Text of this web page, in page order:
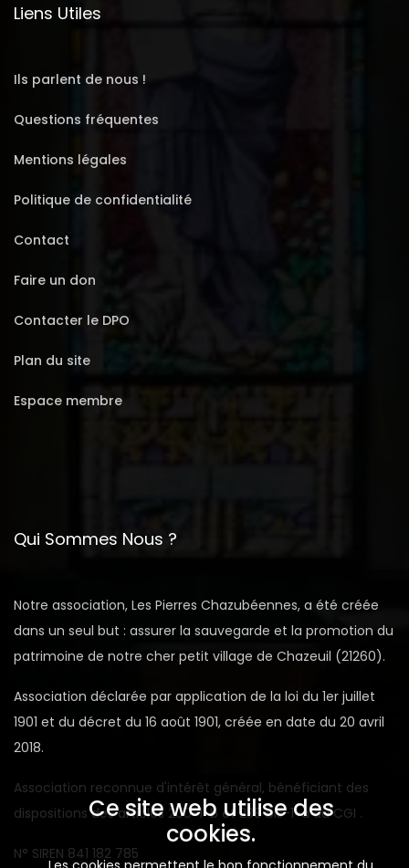
Liens Utiles
Ils parlent de nous !
Questions fréquentes
Mentions légales
Politique de confidentialité
Contact
Faire un don
Contacter le DPO
Plan du site
Espace membre
Qui Sommes Nous ?
Notre association, Les Pierres Chazubéennes, a été créée
dans un seul but : assurer la sauvegarde et la promotion du
patrimoine de notre cher petit village de Chazeuil (21260).
Association déclarée par application de la loi du 1er juillet
1901 et du décret du 16 août 1901, créée en date du 20 avril
2018.
Association reconnue d'intérêt général, bénéficiant des
dispositions des articles 200-1-b et 238 bis-1-a du CGI .
N° SIREN 841 182 785
Ce site web utilise des
cookies.